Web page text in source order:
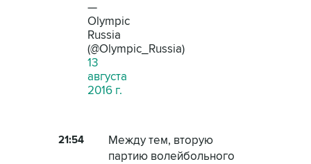
—
Olympic
Russia
(@Olympic_Russia)
13
августа
2016 г.
21:54
Между тем, вторую
партию волейбольного